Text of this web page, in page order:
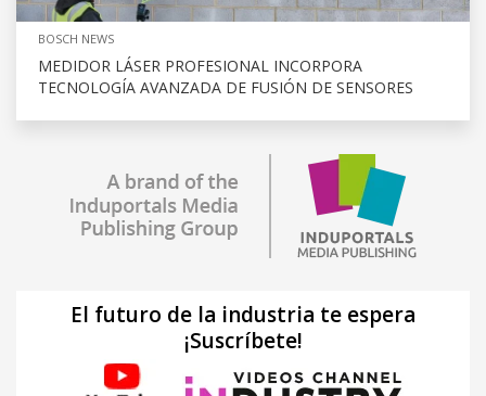
BOSCH NEWS
MEDIDOR LÁSER PROFESIONAL INCORPORA
TECNOLOGÍA AVANZADA DE FUSIÓN DE SENSORES
El futuro de la industria te espera
¡Suscríbete!